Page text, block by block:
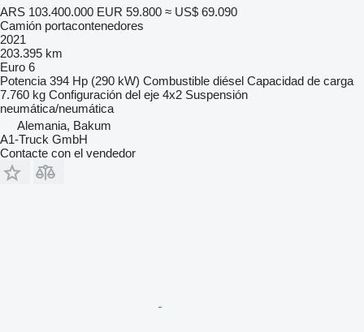
ARS 103.400.000 EUR 59.800 ≈ US$ 69.090
Camión portacontenedores
2021
203.395 km
Euro 6
Potencia 394 Hp (290 kW) Combustible diésel Capacidad de carga
7.760 kg Configuración del eje 4x2 Suspensión
neumática/neumática
Alemania, Bakum
A1-Truck GmbH
Contacte con el vendedor